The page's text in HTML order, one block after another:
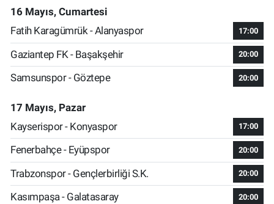
16 Mayıs, Cumartesi
Fatih Karagümrük - Alanyaspor
17:00
Gaziantep FK - Başakşehir 20:00
Samsunspor - Göztepe 20:00
17 Mayıs, Pazar
Kayserispor - Konyaspor
17:00
Fenerbahçe - Eyüpspor 20:00
Trabzonspor - Gençlerbirliği S.K. 20:00
Kasımpaşa - Galatasaray 20:00